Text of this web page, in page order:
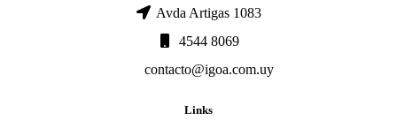
Avda Artigas 1083
4544 8069
contacto@igoa.com.uy
Links